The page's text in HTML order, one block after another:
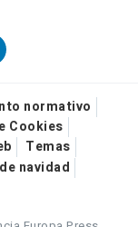
normativo
Cookies
Temas
navidad